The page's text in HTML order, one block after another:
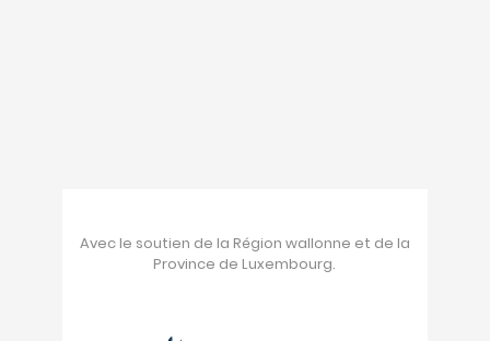
Avec le soutien de la Région wallonne et de la
Province de Luxembourg.